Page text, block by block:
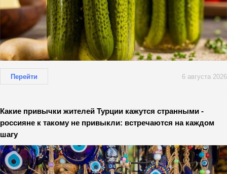
Перейти 6 августа 2026
Какие привычки жителей Турции кажутся странными -
россияне к такому не привыкли: встречаются на каждом
шагу